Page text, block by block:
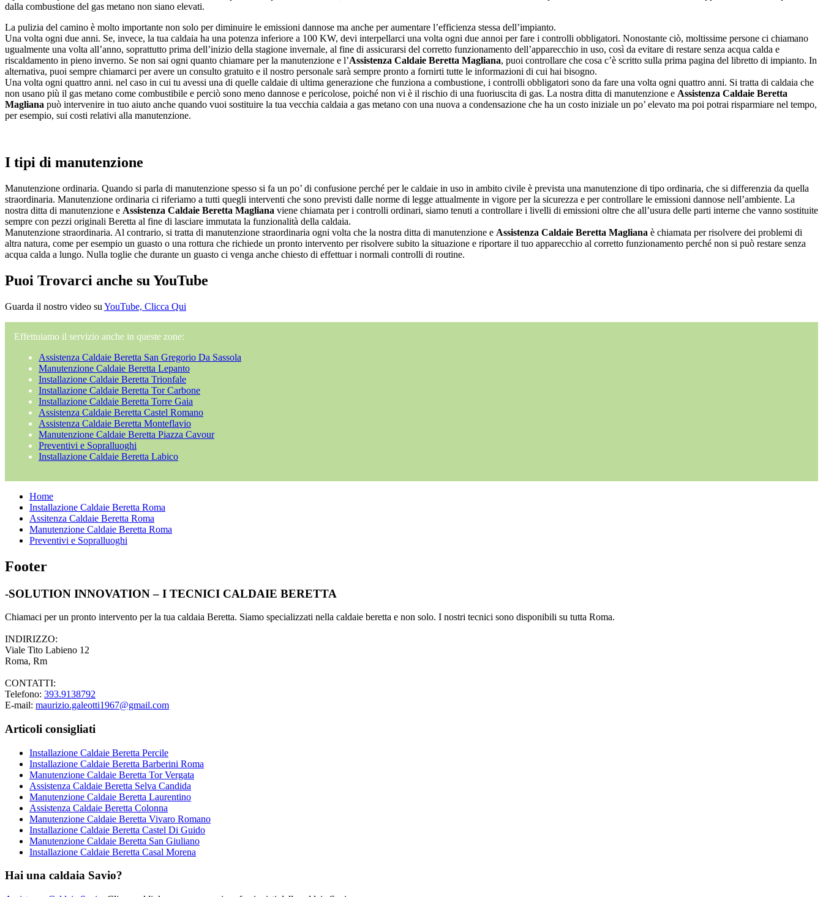
dalla combustione del gas metano non siano elevati.
La pulizia del camino è molto importante non solo per diminuire le emissioni dannose ma anche per aumentare l’efficienza stessa dell’impianto.
Una volta ogni due anni. Se, invece, la tua caldaia ha una potenza inferiore a 100 KW, devi interpellarci una volta ogni due annoi per fare i controlli obbligatori. Nonostante ciò, moltissime persone ci chiamano
ugualmente una volta all’anno, soprattutto prima dell’inizio della stagione invernale, al fine di assicurarsi del corretto funzionamento dell’apparecchio in uso, così da evitare di restare senza acqua calda e
riscaldamento in pieno inverno. Se non sai ogni quanto chiamare per la manutenzione e l’Assistenza Caldaie Beretta Magliana, puoi controllare che cosa c’è scritto sulla prima pagina del libretto di impianto. In
alternativa, puoi sempre chiamarci per avere un consulto gratuito e il nostro personale sarà sempre pronto a fornirti tutte le informazioni di cui hai bisogno.
Una volta ogni quattro anni. nel caso in cui tu avessi una di quelle caldaie di ultima generazione che funziona a combustione, i controlli obbligatori sono da fare una volta ogni quattro anni. Si tratta di caldaia che
non usano più il gas metano come combustibile e perciò sono meno dannose e pericolose, poiché non vi è il rischio di una fuoriuscita di gas. La nostra ditta di manutenzione e Assistenza Caldaie Beretta
Magliana può intervenire in tuo aiuto anche quando vuoi sostituire la tua vecchia caldaia a gas metano con una nuova a condensazione che ha un costo iniziale un po’ elevato ma poi potrai risparmiare nel tempo,
per esempio, sui costi relativi alla manutenzione.
I tipi di manutenzione
Manutenzione ordinaria. Quando si parla di manutenzione spesso si fa un po’ di confusione perché per le caldaie in uso in ambito civile è prevista una manutenzione di tipo ordinaria, che si differenzia da quella
straordinaria. Manutenzione ordinaria ci riferiamo a tutti quegli interventi che sono previsti dalle norme di legge attualmente in vigore per la sicurezza e per controllare le emissioni dannose nell’ambiente. La
nostra ditta di manutenzione e Assistenza Caldaie Beretta Magliana viene chiamata per i controlli ordinari, siamo tenuti a controllare i livelli di emissioni oltre che all’usura delle parti interne che vanno sostituite
sempre con pezzi originali Beretta al fine di lasciare immutata la funzionalità della caldaia.
Manutenzione straordinaria. Al contrario, si tratta di manutenzione straordinaria ogni volta che la nostra ditta di manutenzione e Assistenza Caldaie Beretta Magliana è chiamata per risolvere dei problemi di
altra natura, come per esempio un guasto o una rottura che richiede un pronto intervento per risolvere subito la situazione e riportare il tuo apparecchio al corretto funzionamento perché non si può restare senza
acqua calda a lungo. Nulla toglie che durante un guasto ci venga anche chiesto di effettuar i normali controlli di routine.
Puoi Trovarci anche su YouTube
Guarda il nostro video su YouTube, Clicca Qui
Effettuiamo il servizio anche in queste zone:
Assistenza Caldaie Beretta San Gregorio Da Sassola
Manutenzione Caldaie Beretta Lepanto
Installazione Caldaie Beretta Trionfale
Installazione Caldaie Beretta Tor Carbone
Installazione Caldaie Beretta Torre Gaia
Assistenza Caldaie Beretta Castel Romano
Assistenza Caldaie Beretta Monteflavio
Manutenzione Caldaie Beretta Piazza Cavour
Preventivi e Sopralluoghi
Installazione Caldaie Beretta Labico
Home
Installazione Caldaie Beretta Roma
Assitenza Caldaie Beretta Roma
Manutenzione Caldaie Beretta Roma
Preventivi e Sopralluoghi
Footer
-SOLUTION INNOVATION – I TECNICI CALDAIE BERETTA
Chiamaci per un pronto intervento per la tua caldaia Beretta. Siamo specializzati nella caldaie beretta e non solo. I nostri tecnici sono disponibili su tutta Roma.
INDIRIZZO:
Viale Tito Labieno 12
Roma, Rm
CONTATTI:
Telefono: 393.9138792
E-mail: maurizio.galeotti1967@gmail.com
Articoli consigliati
Installazione Caldaie Beretta Percile
Installazione Caldaie Beretta Barberini Roma
Manutenzione Caldaie Beretta Tor Vergata
Assistenza Caldaie Beretta Selva Candida
Manutenzione Caldaie Beretta Laurentino
Assistenza Caldaie Beretta Colonna
Manutenzione Caldaie Beretta Vivaro Romano
Installazione Caldaie Beretta Castel Di Guido
Manutenzione Caldaie Beretta San Giuliano
Installazione Caldaie Beretta Casal Morena
Hai una caldaia Savio?